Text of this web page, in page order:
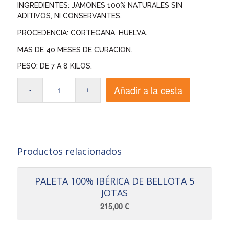
INGREDIENTES: JAMONES 100% NATURALES SIN
ADITIVOS, NI CONSERVANTES.
PROCEDENCIA: CORTEGANA, HUELVA.
MAS DE 40 MESES DE CURACION.
PESO: DE 7 A 8 KILOS.
Añadir a la cesta
Productos relacionados
PALETA 100% IBÉRICA DE BELLOTA 5
JOTAS
215,00€